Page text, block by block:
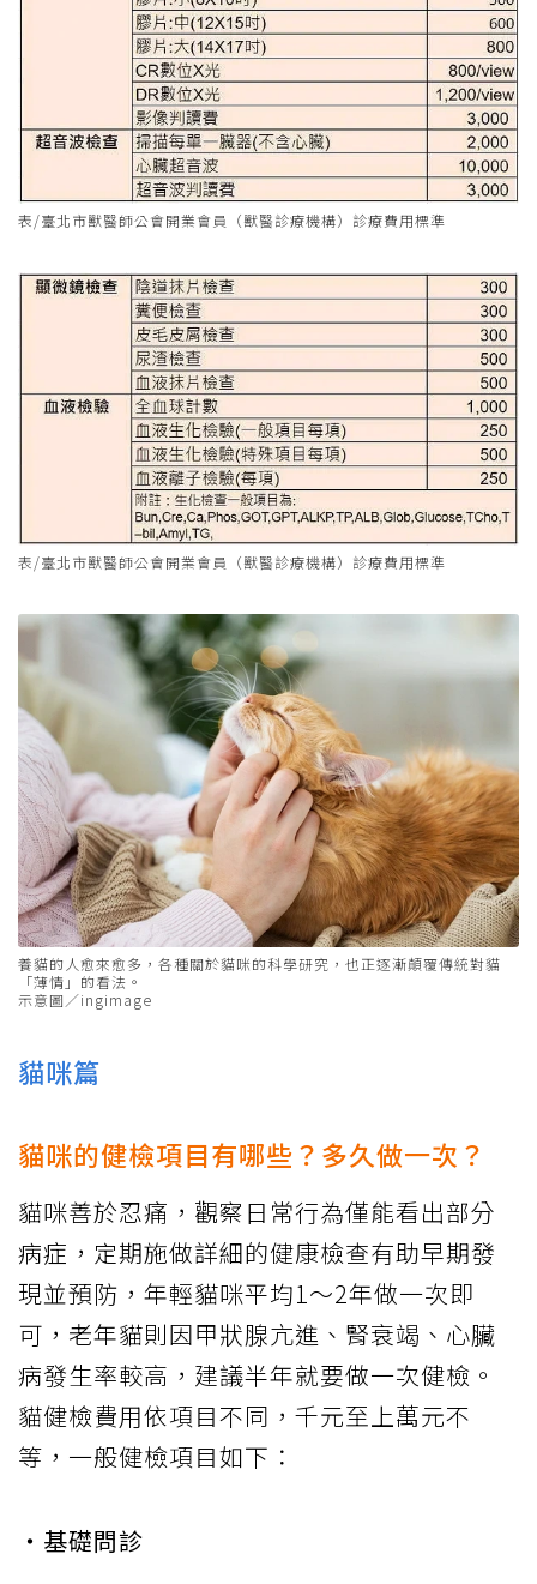
表/臺北市獸醫師公會開業會員（獸醫診療機構）診療費用標準
表/臺北市獸醫師公會開業會員（獸醫診療機構）診療費用標準
養貓的人愈來愈多，各種關於貓咪的科學研究，也正逐漸顛覆傳統對貓
「薄情」的看法。
示意圖／ingimage
貓咪篇
貓咪的健檢項目有哪些？多久做一次？
貓咪善於忍痛，觀察日常行為僅能看出部分
病症，定期施做詳細的健康檢查有助早期發
現並預防，年輕貓咪平均1～2年做一次即
可，老年貓則因甲狀腺亢進、腎衰竭、心臟
病發生率較高，建議半年就要做一次健檢。
貓健檢費用依項目不同，千元至上萬元不
等，一般健檢項目如下：
‧基礎問診